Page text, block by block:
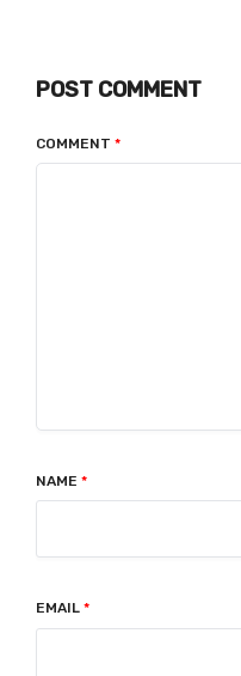
POST COMMENT
COMMENT *
NAME *
EMAIL *